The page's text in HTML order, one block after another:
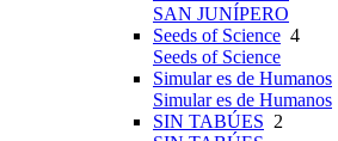
SAN JUNÍPERO
Seeds of Science 4
Seeds of Science
Simular es de Humanos
Simular es de Humanos
SIN TABÚES 2